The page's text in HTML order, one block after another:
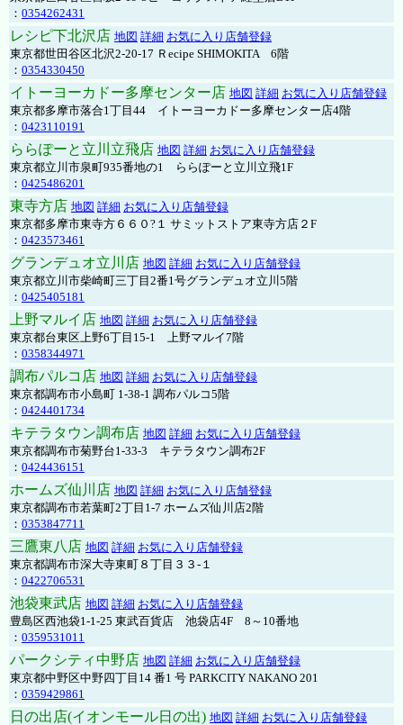
： 0354262431
レシピ下北沢店 地図 詳細 お気に入り店舗登録
東京都世田谷区北沢2-20-17 Ｒecipe SHIMOKITA 6階
： 0354330450
イトーヨーカドー多摩センター店 地図 詳細 お気に入り店舗登録
東京都多摩市落合1丁目44 イトーヨーカドー多摩センター店4階
： 0423110191
ららぽーと立川立飛店 地図 詳細 お気に入り店舗登録
東京都立川市泉町935番地の1 ららぽーと立川立飛1F
： 0425486201
東寺方店 地図 詳細 お気に入り店舗登録
東京都多摩市東寺方６６０?１ サミットストア東寺方店２F
： 0423573461
グランデュオ立川店 地図 詳細 お気に入り店舗登録
東京都立川市柴崎町三丁目2番1号グランデュオ立川5階
： 0425405181
上野マルイ店 地図 詳細 お気に入り店舗登録
東京都台東区上野6丁目15-1 上野マルイ7階
： 0358344971
調布パルコ店 地図 詳細 お気に入り店舗登録
東京都調布市小島町 1-38-1 調布パルコ5階
： 0424401734
キテラタウン調布店 地図 詳細 お気に入り店舗登録
東京都調布市菊野台1-33-3 キテラタウン調布2F
： 0424436151
ホームズ仙川店 地図 詳細 お気に入り店舗登録
東京都調布市若葉町2丁目1-7 ホームズ仙川店2階
： 0353847711
三鷹東八店 地図 詳細 お気に入り店舗登録
東京都調布市深大寺東町８丁目３３-１
： 0422706531
池袋東武店 地図 詳細 お気に入り店舗登録
豊島区西池袋1-1-25 東武百貨店 池袋店4F 8～10番地
： 0359531011
パークシティ中野店 地図 詳細 お気に入り店舗登録
東京都中野区中野四丁目14 番1 号 PARKCITY NAKANO 201
： 0359429861
日の出店(イオンモール日の出) 地図 詳細 お気に入り店舗登録